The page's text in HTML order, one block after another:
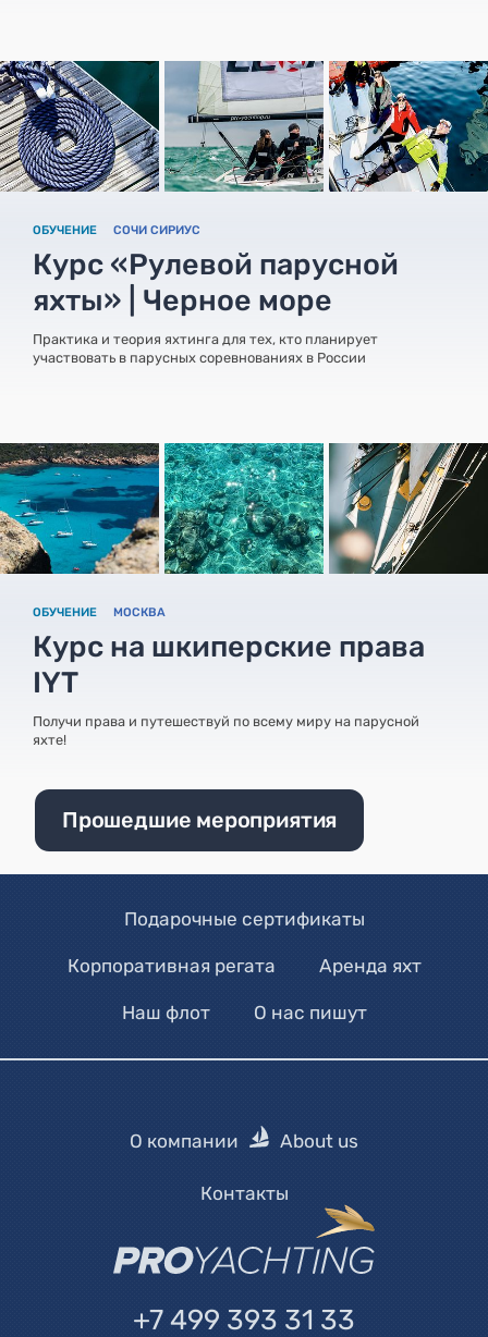
ОБУЧЕНИЕ СОЧИ СИРИУС
Курс «Рулевой парусной
яхты» | Черное море
Практика и теория яхтинга для тех, кто планирует
участвовать в парусных соревнованиях в России
ОБУЧЕНИЕ МОСКВА
Курс на шкиперские права
IYT
Получи права и путешествуй по всему миру на парусной
яхте!
Прошедшие мероприятия
Подарочные сертификаты
Корпоративная регата Аренда яхт
Наш флот О нас пишут
О компании About us
Контакты
+7 499 393 31 33